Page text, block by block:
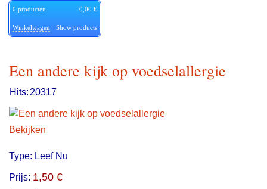
0 producten 0,00 €
Winkelwagen Show products
Een andere kijk op voedselallergie
Hits: 20317
Bekijken
Type: Leef Nu
Prijs: 1,50 €